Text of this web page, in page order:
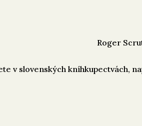
Roger
v slovenských kníhkupectvách,